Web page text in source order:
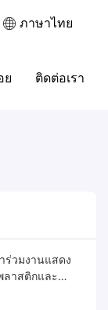
ภาษาไทย
ย ติดต่อเรา
ร่วมงานแสดง
ลาสติกและ